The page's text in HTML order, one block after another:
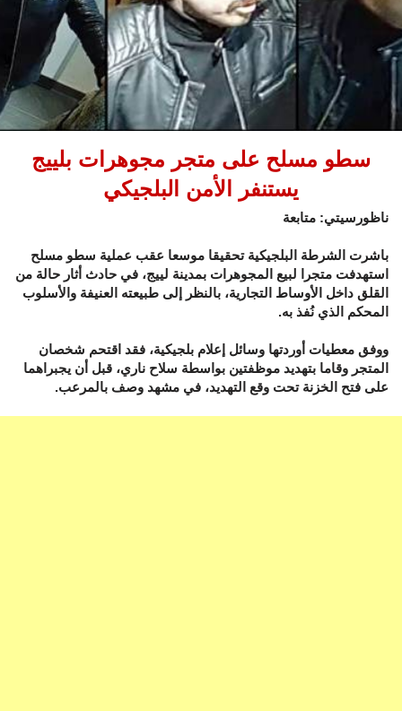
سطو مسلح على متجر مجوهرات بلييج
يستنفر الأمن البلجيكي
ناظورسيتي: متابعة
باشرت الشرطة البلجيكية تحقيقا موسعا عقب عملية سطو مسلح
استهدفت متجرا لبيع المجوهرات بمدينة لييج، في حادث أثار حالة من
القلق داخل الأوساط التجارية، بالنظر إلى طبيعته العنيفة والأسلوب
المحكم الذي نُفذ به.
ووفق معطيات أوردتها وسائل إعلام بلجيكية، فقد اقتحم شخصان
المتجر وقاما بتهديد موظفتين بواسطة سلاح ناري، قبل أن يجبراهما
على فتح الخزنة تحت وقع التهديد، في مشهد وصف بالمرعب.